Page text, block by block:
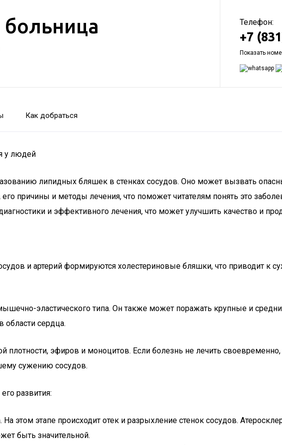
Телефон:
+7
Показать
Как добраться
у людей
липидных бляшек в стенках сосудов. Оно может вызвать
причины и методы лечения, что поможет читателям понять это
и эффективного лечения, что может улучшить качество и
и артерий формируются холестериновые бляшки, что приводит к
эластического типа. Он также может поражать крупные и
области сердца.
эфиров и моноцитов. Если болезнь не лечить своевременно,
сужению сосудов.
развития:
этом этапе происходит отек и разрыхление стенок сосудов.
быть значительной.